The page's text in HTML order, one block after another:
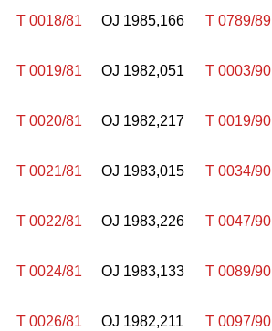
T 0018/81 OJ 1985,166 T 0789/89
T 0019/81 OJ 1982,051 T 0003/90
T 0020/81 OJ 1982,217 T 0019/90
T 0021/81 OJ 1983,015 T 0034/90
T 0022/81 OJ 1983,226 T 0047/90
T 0024/81 OJ 1983,133 T 0089/90
T 0026/81 OJ 1982,211 T 0097/90